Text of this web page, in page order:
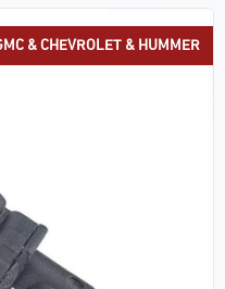
& CHEVROLET & HUMMER